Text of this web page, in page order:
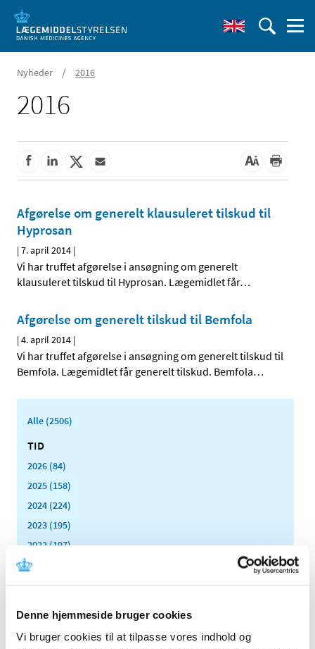
Denne hjemmeside bruger cookies
Vi bruger cookies til at tilpasse vores indhold og
Nyheder / 2016
2016
Afgørelse om generelt klausuleret tilskud til
Hyprosan
|7. april 2014 |
Vi har truffet afgørelse i ansøgning om generelt
klausuleret tilskud til Hyprosan. Lægemidlet får…
Afgørelse om generelt tilskud til Bemfola
|4. april 2014 |
Vi har truffet afgørelse i ansøgning om generelt tilskud til
Bemfola. Lægemidlet får generelt tilskud. Bemfola…
Alle (2506)
TID
2026 (84)
2025 (158)
2024 (224)
2023 (195)
2022 (197)
2021 (516)
2020 (263)
2018 (150)
2017 (167)